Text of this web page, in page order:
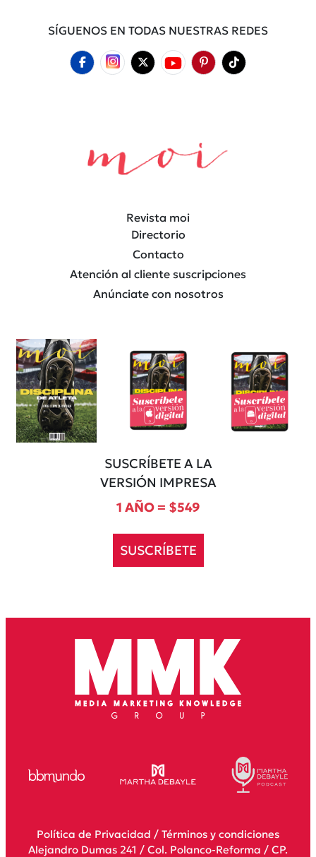
SÍGUENOS EN TODAS NUESTRAS REDES
Revista moi
Directorio
Contacto
Atención al cliente suscripciones
Anúnciate con nosotros
SUSCRÍBETE A LA
VERSIÓN IMPRESA
1 AÑO = $549
SUSCRÍBETE
Política de Privacidad / Términos y condiciones
Alejandro Dumas 241 / Col. Polanco-Reforma / CP.